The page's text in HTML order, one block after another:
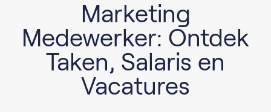
Marketing
Medewerker: Ontdek
Taken, Salaris en
Vacatures